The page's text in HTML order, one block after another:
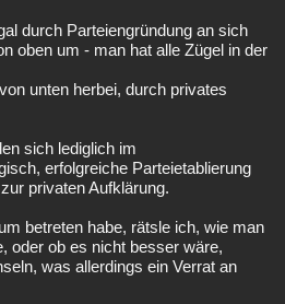
durch Parteiengründung an sich
oben um - man hat alle Zügel in der
unten herbei, durch privates
sich lediglich im
erfolgreiche Parteietablierung
privaten Aufklärung.
betreten habe, rätsle ich, wie man
oder ob es nicht besser wäre,
was allerdings ein Verrat an